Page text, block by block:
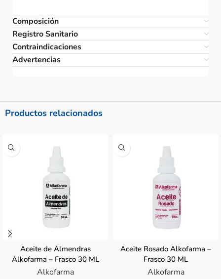
Composición
Registro Sanitario
Contraindicaciones
Advertencias
Productos relacionados
Aceite de Almendras
Alkofarma – Frasco 30 ML
Alkofarma
Aceite Rosado Alkofarma –
Frasco 30 ML
Alkofarma